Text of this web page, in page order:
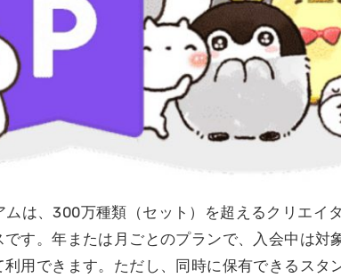
ムは、300万種類（セット）を超えるクリエイ
す。年または月ごとのプランで、入会中は対
用できます。ただし、同時に保有できるスタ